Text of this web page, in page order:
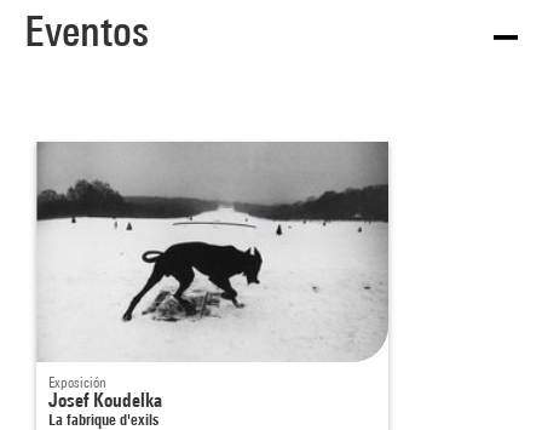
Eventos
Exposición
Josef Koudelka
La fabrique d'exils